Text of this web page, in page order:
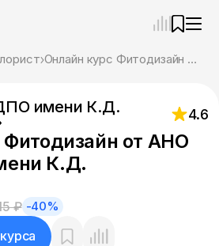
Онлайн курс Фитодизайн от АНО «НИУДПО имени К.Д. Ушинского»
имени К.Д.
4.6
от АНО
К.Д.
₽ -40%
навигатор. Подберу
именно вашим
на несколько вопросов,